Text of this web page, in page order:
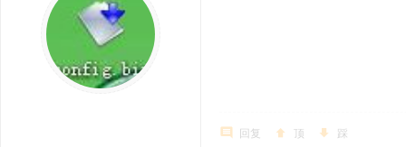
回复 顶 踩